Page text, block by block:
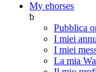
My ehorses
b
Pubblica
I miei
I miei
La mia